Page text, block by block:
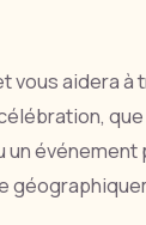
vous aidera à
un événement